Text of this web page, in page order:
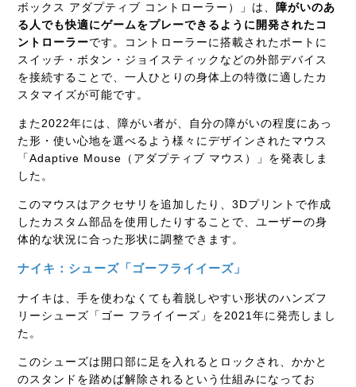
ボックス アダプティブ コントローラー）」は、
障がいのあ
る人でも快適にゲームをプレーできるように開発されたコ
ントローラーです。コントローラーに搭載されたポートに
スイッチ・ボタン・ジョイスティックなどの外部デバイス
を接続することで、一人ひとりの身体上の特徴に適したカ
スタマイズが可能です。
また2022年には、障がい者が、自分の障がいの程度にあっ
た形・使い心地を選べるよう様々にデザインされたマウス
「Adaptive Mouse（アダプティブ マウス）」を発表しま
した。
このマウスはアクセサリを追加したり、3Dプリントで作成
したカスタム部品を使用したりすることで、ユーザーの身
体的な状況に合った形状に調整できます。
ナイキ：シューズ「ゴーフライイーズ」
ナイキは、手を使わなくても着脱しやすい形状のハンズフ
リーシューズ「ゴー フライイーズ」を2021年に発売しまし
た。
このシューズは開口部に足を入れるとロックされ、かかと
のスタンドを踏めば解除されるという仕組みになってお